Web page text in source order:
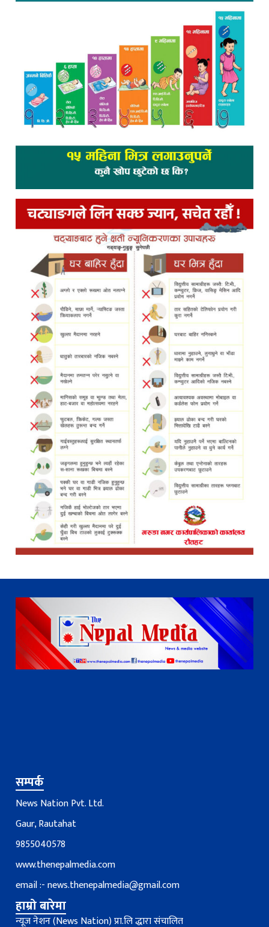
सम्पर्क
News Nation Pvt. Ltd.
Gaur, Rautahat
9855040578
www.thenepalmedia.com
email :-news.thenepalmedia@gmail.com
हाम्रो बारेमा
न्यूज नेशन (News Nation) प्रा.लि द्धारा संचालित